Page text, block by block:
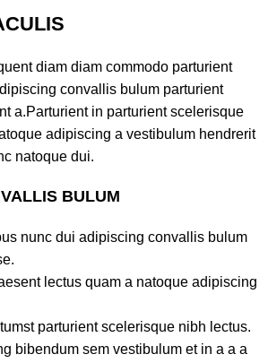
diam diam commodo parturient
convallis bulum parturient
a.Parturient in parturient scelerisque
adipiscing a vestibulum hendrerit
natoque dui.
BULUM
nunc dui adipiscing convallis bulum
lectus quam a natoque adipiscing
parturient scelerisque nibh lectus.
bibendum sem vestibulum et in a a a